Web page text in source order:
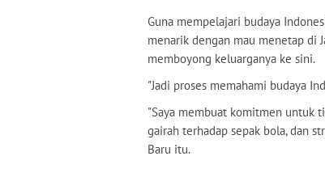
Guna mempelajari budaya
menarik dengan mau menetap di
memboyong keluarganya ke sini.
"Jadi proses memahami budaya
"Saya membuat komitmen untuk
gairah terhadap sepak bola, dan
Baru itu.